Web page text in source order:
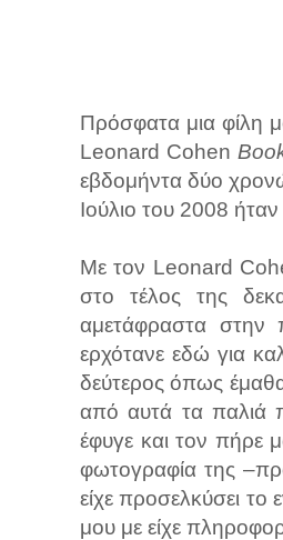
Πρόσφατα μια φίλη
Leonard Cohen
εβδομήντα δύο
Ιούλιο του 2008
Με τον Leonard
στο τέλος της
αμετάφραστα στην
ερχότανε εδώ για
δεύτερος όπως
από αυτά τα παλιά
έφυγε και τον πήρε
φωτογραφία της
είχε προσελκύσει
μου με είχε